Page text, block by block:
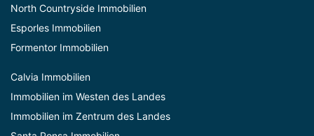
North Countryside Immobilien
Esporles Immobilien
Formentor Immobilien
Calvia Immobilien
Immobilien im Westen des Landes
Immobilien im Zentrum des Landes